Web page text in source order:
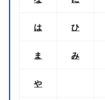
は ひ
ま み
や